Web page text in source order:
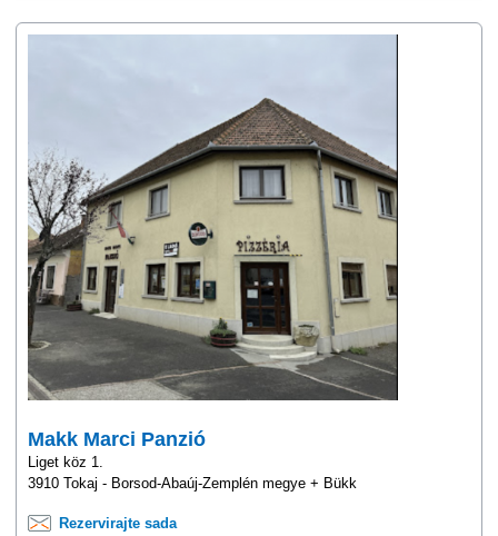
Makk Marci Panzió
Liget köz 1.
3910 Tokaj - Borsod-Abaúj-Zemplén megye + Bükk
Rezervirajte sada